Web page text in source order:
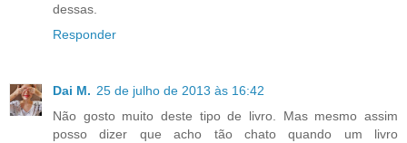
dessas.
Responder
Dai M. 25 de julho de 2013 às 16:42
Não gosto muito deste tipo de livro. Mas mesmo assim
posso dizer que acho tão chato quando um livro